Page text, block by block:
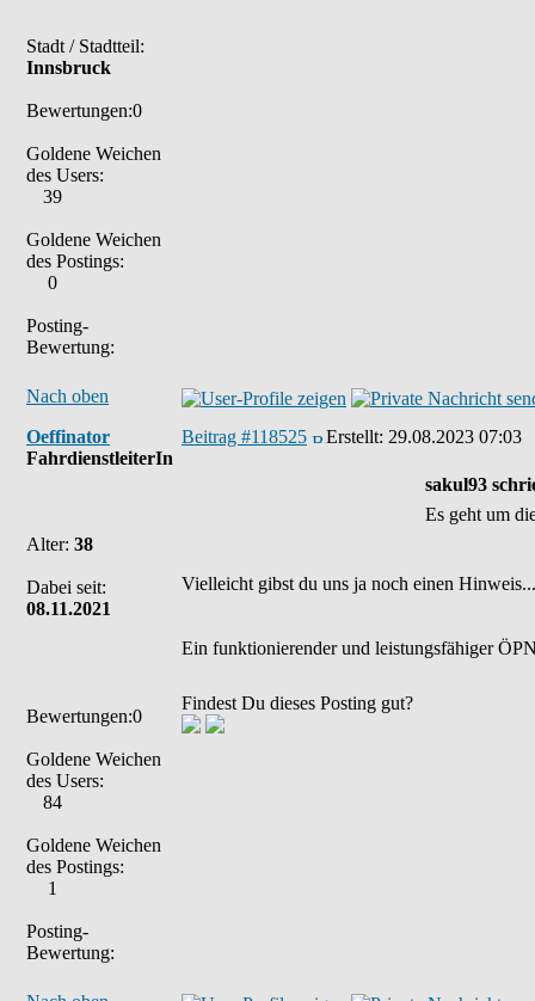
Stadt / Stadtteil:
Innsbruck
Bewertungen:0
Goldene Weichen
des Users:
39
Goldene Weichen
des Postings:
0
Posting-
Bewertung:
Nach oben
Oeffinator
FahrdienstleiterIn
Alter: 38
Dabei seit:
08.11.2021
Bewertungen:0
Goldene Weichen
des Users:
84
Goldene Weichen
des Postings:
1
Posting-
Bewertung:
Beitrag #118525 Erstellt: 29.08.2023 07:03
sakul93
Es geht um
Vielleicht gibst du uns ja noch einen
Ein funktionierender und leistungsfähiger
Findest Du dieses Posting gut?